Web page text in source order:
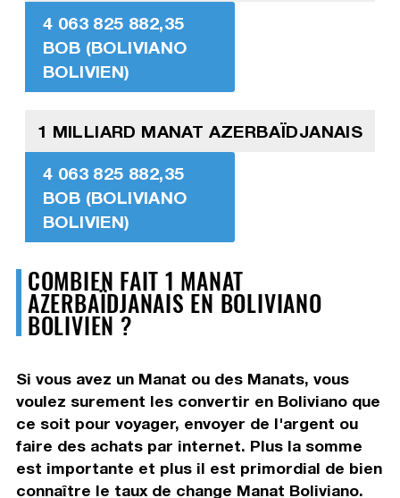
4 063 825 882,35
BOB (BOLIVIANO
BOLIVIEN)
1 MILLIARD MANAT AZERBAÏDJANAIS
4 063 825 882,35
BOB (BOLIVIANO
BOLIVIEN)
COMBIEN FAIT 1 MANAT
AZERBAÏDJANAIS EN BOLIVIANO
BOLIVIEN ?
Si vous avez un Manat ou des Manats, vous
voulez surement les convertir en Boliviano que
ce soit pour voyager, envoyer de l'argent ou
faire des achats par internet. Plus la somme
est importante et plus il est primordial de bien
connaître le taux de change Manat Boliviano.